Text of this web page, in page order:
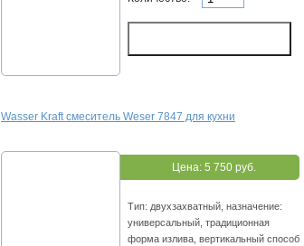
Wasser Kraft смеситель Weser 7847 для кухни
Цена: 5 750 руб.
Тип: двухзахватный, назначение:
универсальный, традиционная
форма излива, вертикальный способ